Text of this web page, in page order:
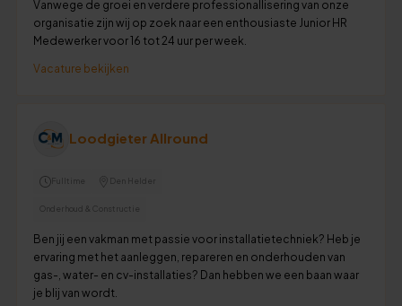
Vanwege de groei en verdere professionallisering van onze
organisatie zijn wij op zoek naar een enthousiaste Junior HR
Medewerker voor 16 tot 24 uur per week.
Vacature bekijken
Loodgieter Allround
Fulltime Den Helder
Onderhoud & Constructie
Ben jij een vakman met passie voor installatietechniek? Heb je
ervaring met het aanleggen, repareren en onderhouden van
gas-, water- en cv-installaties? Dan hebben we een baan waar
je blij van wordt.